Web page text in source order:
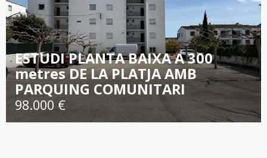
ESTUDI PLANTA BAIXA A 300
metres DE LA PLATJA AMB
PARQUING COMUNITARI
98.000 €